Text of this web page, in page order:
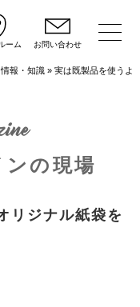
ーム お問い合わせ
情報・知識» 実は既製品を使うよ
の現場
リジナル紙袋を